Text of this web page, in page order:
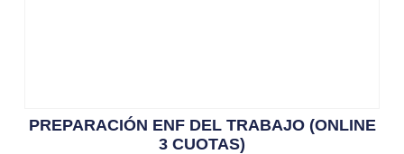
PREPARACIÓN ENF DEL TRABAJO (ONLINE
3 CUOTAS)